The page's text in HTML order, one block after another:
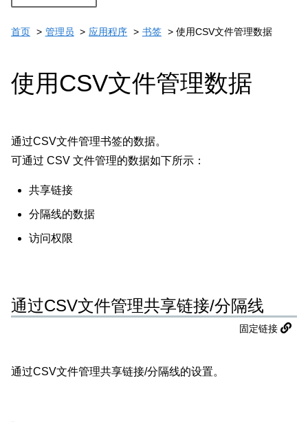
首页 管理员 应用程序 书签 使用CSV文件管理数据
使用CSV文件管理数据
通过CSV文件管理书签的数据。
可通过 CSV 文件管理的数据如下所示：
共享链接
分隔线的数据
访问权限
通过CSV文件管理共享链接/分隔线
固定链接
通过CSV文件管理共享链接/分隔线的设置。